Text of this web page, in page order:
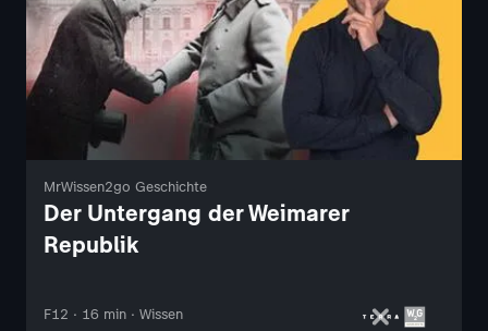
MrWissen2go Geschichte
Der Untergang der Weimarer
Republik
F12 · 16 min · Wissen